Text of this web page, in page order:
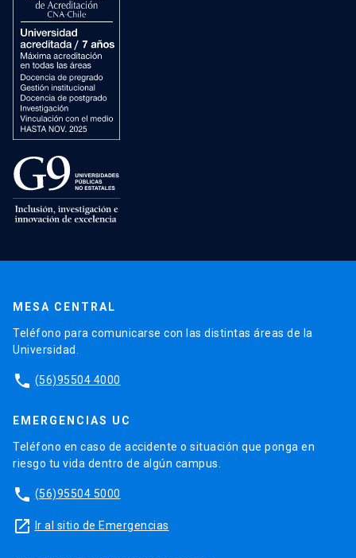
MESA CENTRAL
Teléfono para comunicarse con las distintas áreas de la
Universidad.
phone (56)95504 4000
EMERGENCIAS UC
Teléfono en caso de accidente o situación que ponga en
riesgo tu vida dentro de algún campus.
phone (56)95504 5000
launch Ir al sitio de Emergencias